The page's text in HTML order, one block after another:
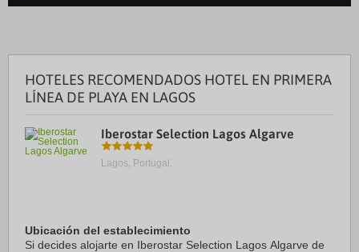
HOTELES RECOMENDADOS HOTEL EN PRIMERA
LÍNEA DE PLAYA EN LAGOS
Iberostar Selection Lagos Algarve
Lagos, Portugal.
Ubicación del establecimiento
Si decides alojarte en Iberostar Selection Lagos Algarve de